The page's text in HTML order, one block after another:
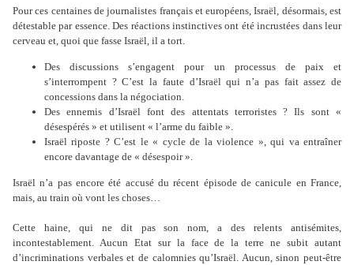
Pour ces centaines de journalistes français et européens, Israël, désormais, est
détestable par essence. Des réactions instinctives ont été incrustées dans leur
cerveau et, quoi que fasse Israël, il a tort.
Des discussions s’engagent pour un processus de paix et
s’interrompent ? C’est la faute d’Israël qui n’a pas fait assez de
concessions dans la négociation.
Des ennemis d’Israël font des attentats terroristes ? Ils sont «
désespérés » et utilisent « l’arme du faible ».
Israël riposte ? C’est le « cycle de la violence », qui va entraîner
encore davantage de « désespoir ».
Israël n’a pas encore été accusé du récent épisode de canicule en France,
mais, au train où vont les choses…
Cette haine, qui ne dit pas son nom, a des relents antisémites,
incontestablement. Aucun Etat sur la face de la terre ne subit autant
d’incriminations verbales et de calomnies qu’Israël. Aucun, sinon peut-être